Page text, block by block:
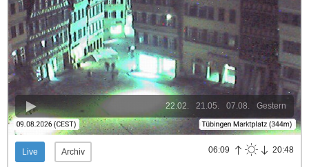
Gestern
07.08.
21.05.
22.02.
Live Archiv 06:09 20:48